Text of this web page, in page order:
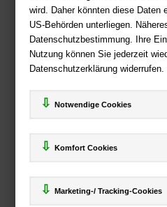
wird. Daher könnten diese Daten
US-Behörden unterliegen.
Datenschutzbestimmung. Ihre
Nutzung können Sie jederzeit
Datenschutzerklärung widerrufen.
Notwendige Cookies
Komfort Cookies
Marketing-/ Tracking-Cookies
Zahlweisen